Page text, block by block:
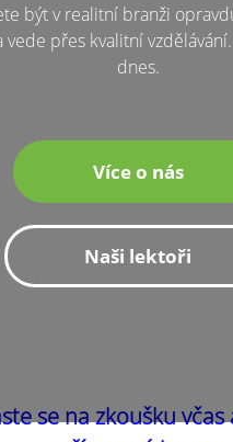
být v realitní branži
vede přes kvalitní
dnes.
Více o nás
Naši lektoři
se na zkoušku včas